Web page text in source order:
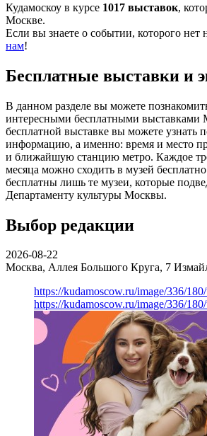
Кудамоскоу в курсе 1017 выставок,
Москве.
Если вы знаете о событии, которого нет
нам!
Бесплатные выставки и
В данном разделе вы можете
интересными бесплатными
бесплатной выставке вы можете узнать
информацию, а именно: время и место
и ближайшую станцию метро. Каждое
месяца можно сходить в музей
бесплатны лишь те музеи, которые
Департаменту культуры Москвы.
Выбор редакции
2026-08-22
Москва, Аллея Большого Круга, 7
https://kudamoscow.ru/image/336/
https://kudamoscow.ru/image/336/